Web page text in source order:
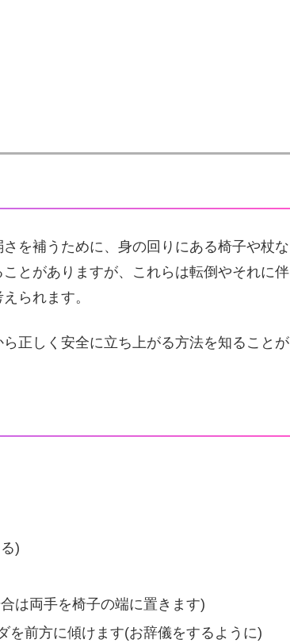
を補うために、身の回りにある椅子や杖な
とがありますが、これらは転倒やそれに伴
られます。
正しく安全に立ち上がる方法を知ることが
)
は両手を椅子の端に置きます)
を前方に傾けます(お辞儀をするように)